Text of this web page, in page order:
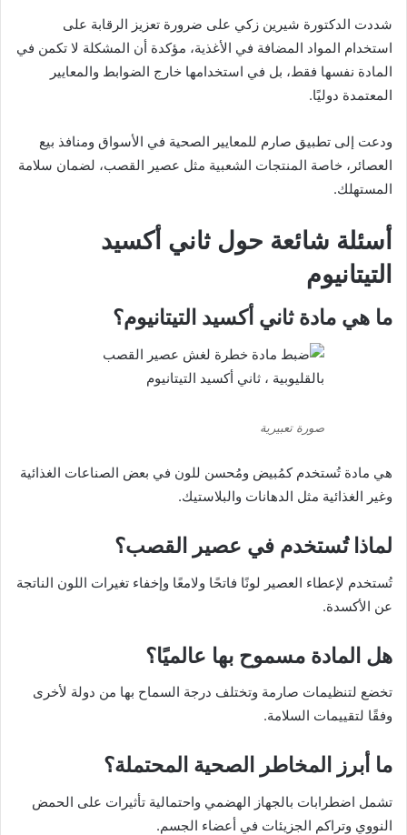
شددت الدكتورة شيرين زكي على ضرورة تعزيز الرقابة على
استخدام المواد المضافة في الأغذية، مؤكدة أن المشكلة لا تكمن في
المادة نفسها فقط، بل في استخدامها خارج الضوابط والمعايير
المعتمدة دوليًا.
ودعت إلى تطبيق صارم للمعايير الصحية في الأسواق ومنافذ بيع
العصائر، خاصة المنتجات الشعبية مثل عصير القصب، لضمان سلامة
المستهلك.
أسئلة شائعة حول ثاني أكسيد
التيتانيوم
ما هي مادة ثاني أكسيد التيتانيوم؟
صورة تعبيرية
هي مادة تُستخدم كمُبيض ومُحسن للون في بعض الصناعات الغذائية
وغير الغذائية مثل الدهانات والبلاستيك.
لماذا تُستخدم في عصير القصب؟
تُستخدم لإعطاء العصير لونًا فاتحًا ولامعًا وإخفاء تغيرات اللون الناتجة
عن الأكسدة.
هل المادة مسموح بها عالميًا؟
تخضع لتنظيمات صارمة وتختلف درجة السماح بها من دولة لأخرى
وفقًا لتقييمات السلامة.
ما أبرز المخاطر الصحية المحتملة؟
تشمل اضطرابات بالجهاز الهضمي واحتمالية تأثيرات على الحمض
النووي وتراكم الجزيئات في أعضاء الجسم.